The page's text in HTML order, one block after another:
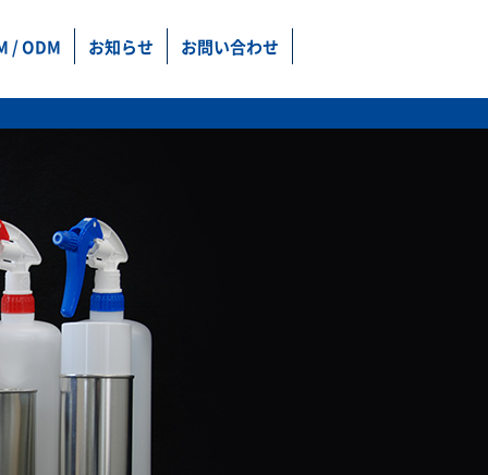
/ ODM お知らせ お問い合わせ